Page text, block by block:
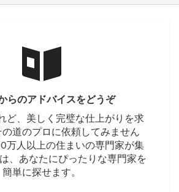
らのアドバイスをどうぞ
ど、美しく完璧な仕上がりを求
道のプロに依頼してみません
万人以上の住まいの専門家が集
、あなたにぴったりな専門家を
簡単に探せます。